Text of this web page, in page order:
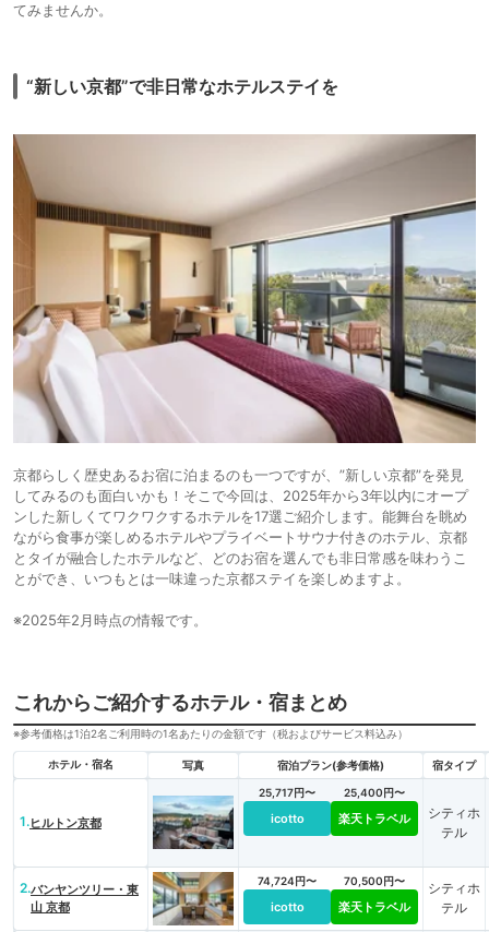
てみませんか。
“新しい京都”で非日常なホテルステイを
京都らしく歴史あるお宿に泊まるのも一つですが、”新しい京都”を発見
してみるのも面白いかも！そこで今回は、2025年から3年以内にオープ
ンした新しくてワクワクするホテルを17選ご紹介します。能舞台を眺め
ながら食事が楽しめるホテルやプライベートサウナ付きのホテル、京都
とタイが融合したホテルなど、どのお宿を選んでも非日常感を味わうこ
とができ、いつもとは一味違った京都ステイを楽しめますよ。
※2025年2月時点の情報です。
これからご紹介するホテル・宿まとめ
※参考価格は1泊2名ご利用時の1名あたりの金額です（税およびサービス料込み）
ホテル・宿名 写真 宿泊プラン(参考価格) 宿タイプ
1.ヒルトン京都
25,717円〜
icotto
25,400円〜
楽天トラベル
シティホ
テル
2.バンヤンツリー・東
山 京都
74,724円〜
icotto
70,500円〜
楽天トラベル
シティホ
テル